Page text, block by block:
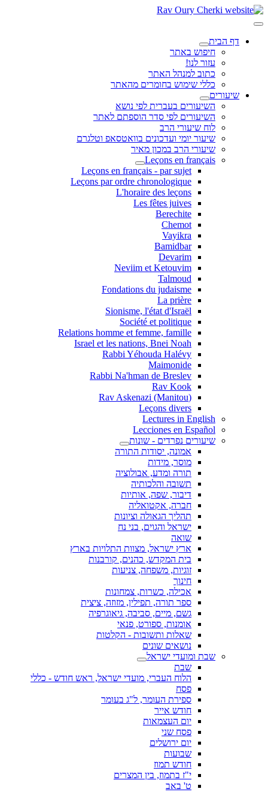
דף הבית
חיפוש באתר
עזור לנו!
כתוב למנהל האתר
כללי שימוש בחומרים מהאתר
שיעורים
השיעורים בעברית לפי נושא
השיעורים לפי סדר הוספתם לאתר
לוח שיעורי הרב
שיעור יומי ועדכונים בוואטסאפ וטלגרם
שיעורי הרב במכון מאיר
Leçons en français
Leçons en français - par sujet
Leçons par ordre chronologique
L'horaire des leçons
Les fêtes juives
Berechite
Chemot
Vayikra
Bamidbar
Devarim
Neviim et Ketouvim
Talmoud
Fondations du judaisme
La prière
Sionisme, l'état d'Israël
Société et politique
Relations homme et femme, famille
Israel et les nations, Bnei Noah
Rabbi Yéhouda Halévy
Maimonide
Rabbi Na'hman de Breslev
Rav Kook
(Rav Askenazi (Manitou
Leçons divers
Lectures in English
Lecciones en Español
שיעורים נפרדים - שונות
אמונה, יסודות התורה
מוסר, מידות
תורה ומדע, אבולוציה
תשובה והלכותיה
דיבור, שפה, אותיות
חברה, אקטואליה
תהליך הגאולה וציונות
ישראל והגוים, בני נח
שואה
ארץ ישראל, מצוות התלויות בארץ
בית המקדש, כהנים, קורבנות
זוגיות, משפחה, צניעות
חינוך
אכילה, כשרות, צמחונות
ספר תורה, תפילין, מזוזה, ציצית
גשם, מיים, סביבה, גיאוגרפיה
אומנות, ספורט, פנאי
שאלות ותשובות - הקלטות
נושאים שונים
שבת ומועדי ישראל
שבת
הלוח העברי, מועדי ישראל, ראש חודש - כללי
פסח
ספירת העומר, ל"ג בעומר
חודש אייר
יום העצמאות
פסח שני
יום ירושלים
שבועות
חודש תמוז
י"ז בתמוז, בין המצרים
ט' באב